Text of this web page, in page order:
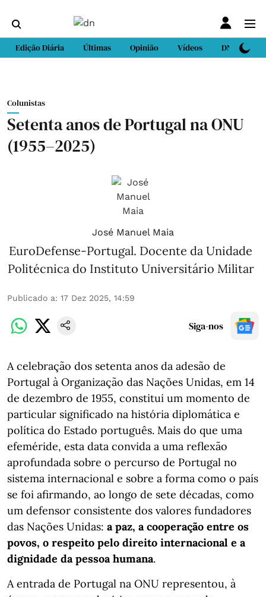
Edição Diária Últimas Opinião Vídeos DN Sport
Colunistas
Setenta anos de Portugal na ONU
(1955–2025)
José Manuel Maia
EuroDefense-Portugal. Docente da Unidade
Politécnica do Instituto Universitário Militar
Publicado a: 17 Dez 2025, 14:59
Siga-nos
A celebração dos setenta anos da adesão de
Portugal à Organização das Nações Unidas, em 14
de dezembro de 1955, constitui um momento de
particular significado na história diplomática e
política do Estado português. Mais do que uma
efeméride, esta data convida a uma reflexão
aprofundada sobre o percurso de Portugal no
sistema internacional e sobre a forma como o país
se foi afirmando, ao longo de sete décadas, como
um defensor consistente dos valores fundadores
das Nações Unidas: a paz, a cooperação entre os
povos, o respeito pelo direito internacional e a
dignidade da pessoa humana.
A entrada de Portugal na ONU representou, à